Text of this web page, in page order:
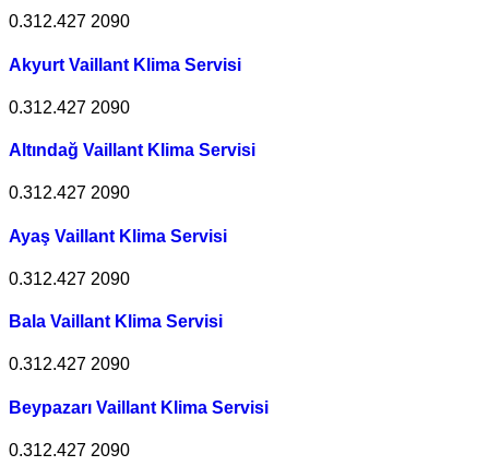
0.312.427 2090
Akyurt Vaillant Klima Servisi
0.312.427 2090
Altındağ Vaillant Klima Servisi
0.312.427 2090
Ayaş Vaillant Klima Servisi
0.312.427 2090
Bala Vaillant Klima Servisi
0.312.427 2090
Beypazarı Vaillant Klima Servisi
0.312.427 2090